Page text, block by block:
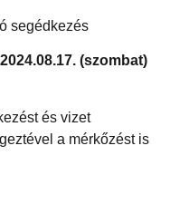
segédkezés
(szombat)
és vizet
a mérkőzést is